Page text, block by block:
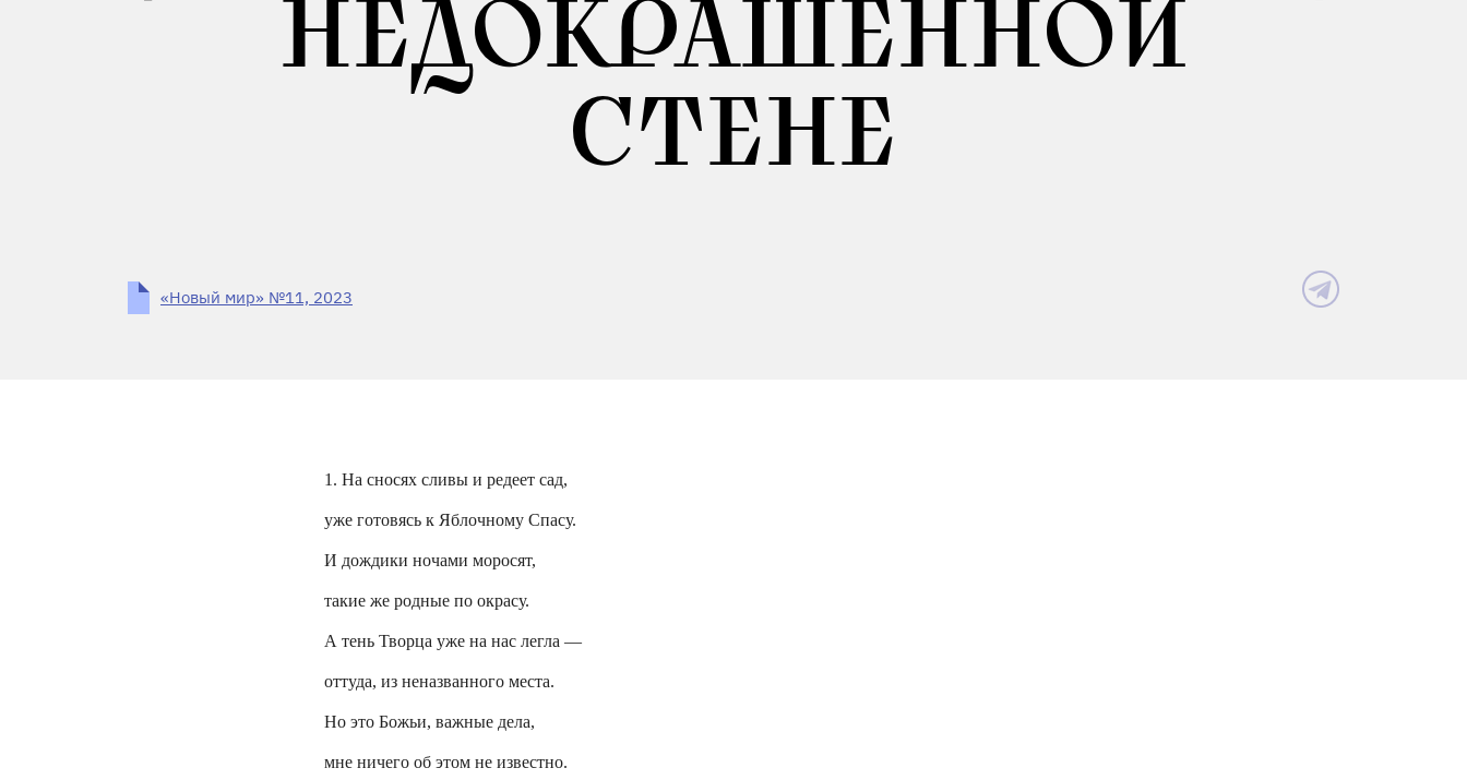
НЕДОКРАШЕННОЙ
СТЕНЕ
«Новый мир» №11, 2023
1. На сносях сливы и редеет сад,
уже готовясь к Яблочному Спасу.
И дождики ночами моросят,
такие же родные по окрасу.
А тень Творца уже на нас легла —
оттуда, из неназванного места.
Но это Божьи, важные дела,
мне ничего об этом не известно.